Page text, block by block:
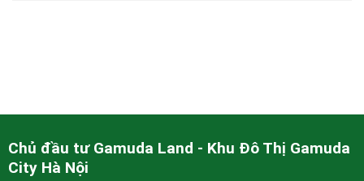
Chủ đầu tư Gamuda Land - Khu Đô Thị Gamuda
City Hà Nội